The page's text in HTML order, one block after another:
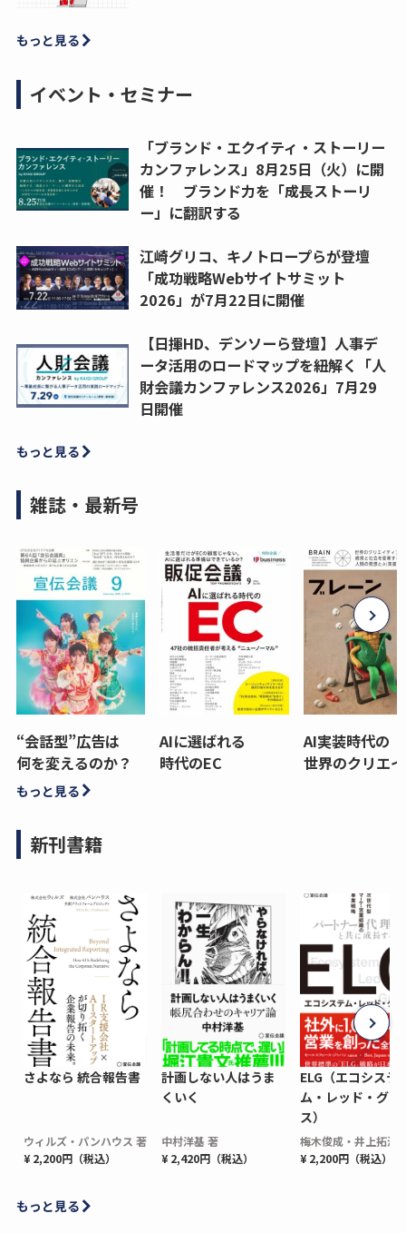
もっと見る
イベント・セミナー
「ブランド・エクイティ・ストーリー
カンファレンス」8月25日（火）に開
催！ ブランド力を「成長ストーリ
ー」に翻訳する
江崎グリコ、キノトロープらが登壇
「成功戦略Webサイトサミット
2026」が7月22日に開催
【日揮HD、デンソーら登壇】人事デ
ータ活用のロードマップを紐解く「人
財会議カンファレンス2026」7月29
日開催
もっと見る
雑誌・最新号
“会話型”広告は
何を変えるのか？
AIに選ばれる
時代のEC
AI実装時代の
世界のクリエ
もっと見る
新刊書籍
さよなら 統合報告書
ウィルズ・パンハウス 著
¥ 2,200円（税込）
計画しない人はうま
くいく
中村洋基 著
¥ 2,420円（税込）
ELG（エコシステ
ム・レッド・グロ
ス）
梅木俊成・井上拓海
¥ 2,200円（税込）
もっと見る